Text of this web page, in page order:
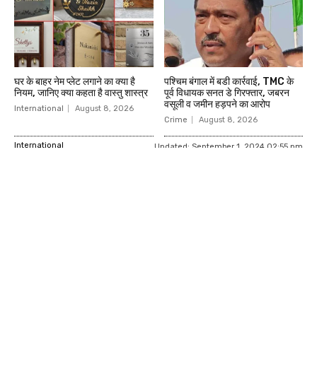
घर के बाहर नेम प्लेट लगाने का क्या है
नियम, जानिए क्या कहता है वास्तु शास्त्र
International August 8, 2026
पश्चिम बंगाल में बडी कार्रवाई, TMC के
पूर्व विधायक सनत डे गिरफ्तार, जबरन
वसूली व जमीन हड़पने का आरोप
Crime August 8, 2026